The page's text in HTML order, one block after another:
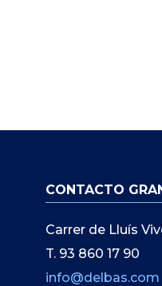
CONTACTO
Carrer de Lluís
T. 93 860 17 90
info@delbas.com